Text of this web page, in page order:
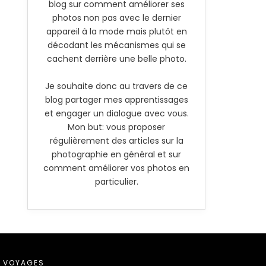
blog sur comment améliorer ses
photos non pas avec le dernier
appareil à la mode mais plutôt en
décodant les mécanismes qui se
cachent derrière une belle photo.
Je souhaite donc au travers de ce
blog partager mes apprentissages
et engager un dialogue avec vous.
Mon but: vous proposer
régulièrement des articles sur la
photographie en général et sur
comment améliorer vos photos en
particulier.
VOYAGES